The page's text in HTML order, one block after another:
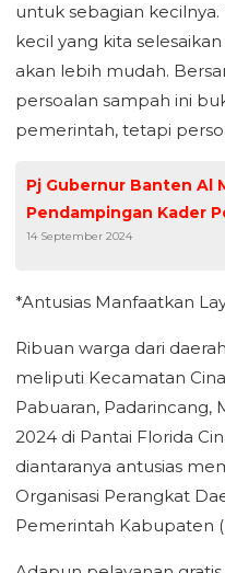
untuk sebagian kecilnya.
kecil yang kita
akan lebih mudah.
persoalan sampah ini
pemerintah, tetapi
Pj Gubernur Banten Al
Pendampingan Kader
Implementasi PAUD
14 September 2024
*Antusias Manfaatkan
Ribuan warga dari
meliputi Kecamatan
Pabuaran, Padarincang,
2024 di Pantai Florida
diantaranya antusias
Organisasi Perangkat
Pemerintah Kabupaten